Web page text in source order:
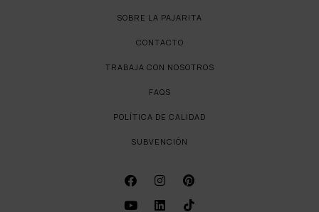
SOBRE LA PAJARITA
CONTACTO
TRABAJA CON NOSOTROS
FAQS
POLÍTICA DE CALIDAD
SUBVENCIÓN